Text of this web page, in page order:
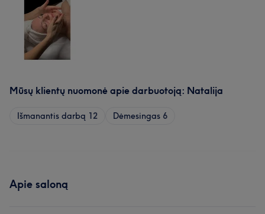
Mūsų klientų nuomonė apie darbuotoją: Natalija
Išmanantis darbą 12 Dėmesingas 6
Apie saloną